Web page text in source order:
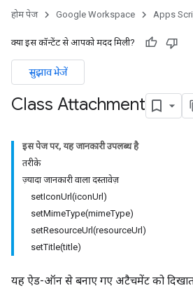
होम पेज Google Workspace Apps
क्या इस कॉन्टेंट से आपको मदद मिली?
सुझाव भेजें
Class Attachment
इस पेज पर, यह जानकारी उपलब्ध है
तरीके
ज़्यादा जानकारी वाला दस्तावेज़
setIconUrl(iconUrl)
setMimeType(mimeType)
setResourceUrl(resourceUrl)
setTitle(title)
यह ऐड-ऑन से बनाए गए अटैचमेंट को